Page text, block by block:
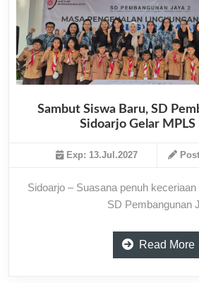
Sambut Siswa Baru, SD
Sidoarjo Gelar MPLS
Exp: 13.Jul.2027
Sidoarjo – Suasana penuh
SD Pembangunan
Read More